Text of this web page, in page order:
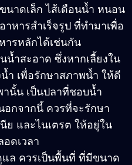
นาดเล็ก ไส้เดือนน้ำ หนอน
หารสำเร็จรูป ที่ทำมาเพื่อ
ารหลักได้เช่นกัน
ำสะอาด ซึ่งหากเลี้ยงใน
ำ เพื่อรักษาสภาพน้ำ ให้ดี
านั้น เป็นปลาที่ชอบน้ำ
อกจากนี้ ควรที่จะรักษา
ย และไนเตรต ให้อยู่ใน
ดเวลา
แล ควรเป็นพื้นที่ ที่มีขนาด